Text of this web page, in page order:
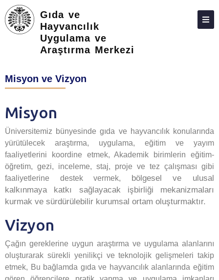
Gıda ve
Hayvancılık
Uygulama ve
Araştırma Merkezi
ANASAYFA
PERSONEL
İLETIŞIM
FORMLAR
Misyon ve Vizyon
Misyon
Üniversitemiz bünyesinde gıda ve hayvancılık konularında
yürütülecek araştırma, uygulama, eğitim ve yayım
faaliyetlerini koordine etmek, Akademik birimlerin eğitim-
öğretim, gezi, inceleme, staj, proje ve tez çalışması gibi
faaliyetlerine destek vermek, bölgesel ve ulusal
kalkınmaya katkı sağlayacak işbirliği mekanizmaları
kurmak ve sürdürülebilir kurumsal ortam oluşturmaktır.
Vizyon
Çağın gereklerine uygun araştırma ve uygulama alanlarını
oluşturarak sürekli yenilikçi ve teknolojik gelişmeleri takip
etmek, Bu bağlamda gıda ve hayvancılık alanlarında eğitim